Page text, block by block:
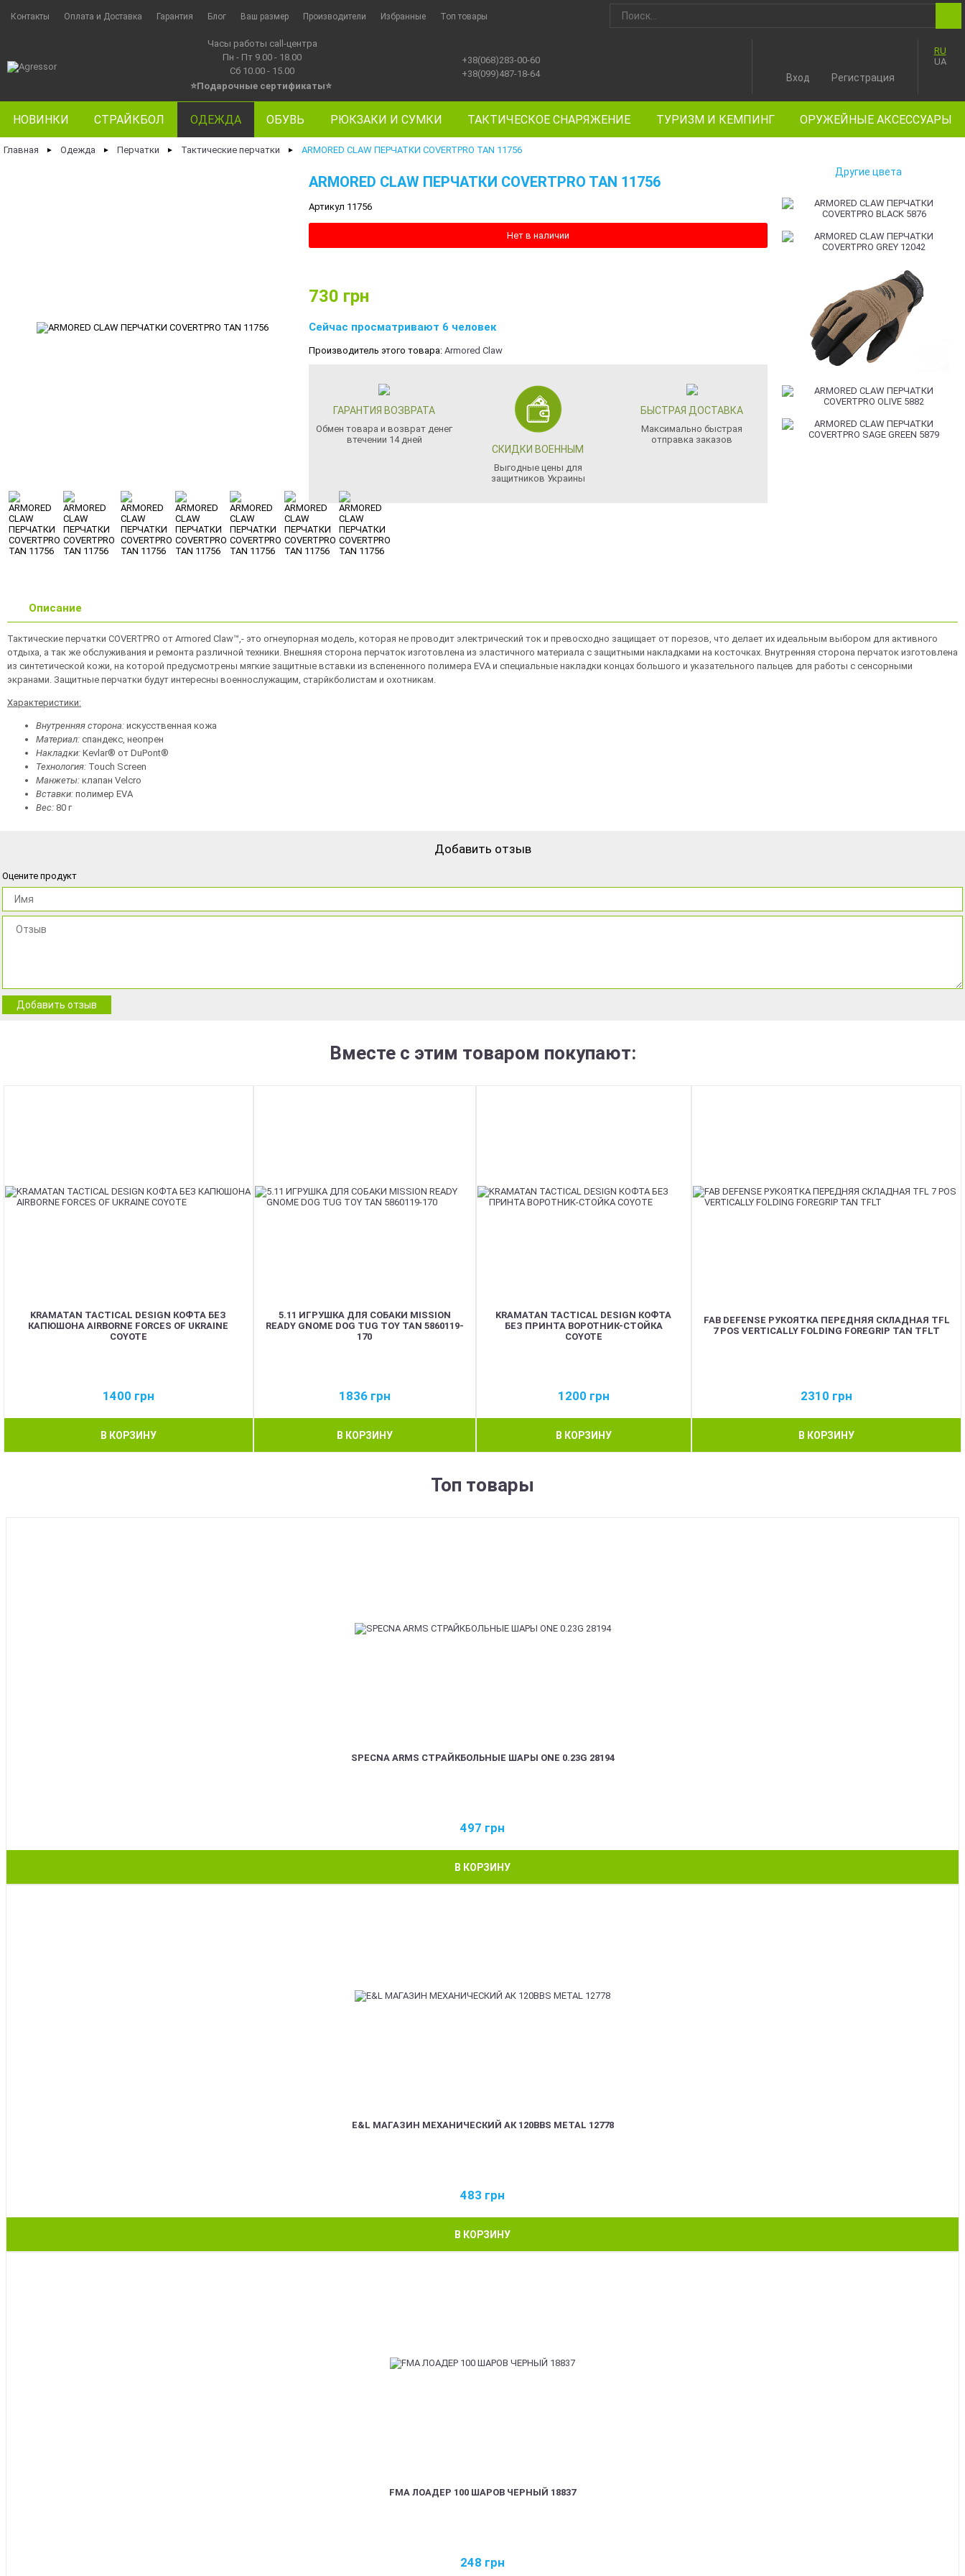
Контакты Оплата и Доставка Гарантия Блог Ваш размер Производители Избранные Топ товары
Часы работы call-центра
Пн - Пт 9.00 - 18.00
Сб 10.00 - 15.00
⭐Подарочные сертификаты⭐
+38(068)283-00-60
+38(099)487-18-64
RU
UA
Вход Регистрация
НОВИНКИ СТРАЙКБОЛ ОДЕЖДА ОБУВЬ РЮКЗАКИ И СУМКИ ТАКТИЧЕСКОЕ СНАРЯЖЕНИЕ ТУРИЗМ И КЕМПИНГ ОРУЖЕЙНЫЕ АКСЕССУАРЫ
Главная ► Одежда ► Перчатки ► Тактические перчатки ► ARMORED CLAW ПЕРЧАТКИ COVERTPRO TAN 11756
ARMORED CLAW ПЕРЧАТКИ COVERTPRO TAN 11756
Артикул 11756
Нет в наличии
730 грн
Сейчас просматривают 6 человек
Производитель этого товара: Armored Claw
ГАРАНТИЯ ВОЗВРАТА
Обмен товара и возврат денег
втечении 14 дней
СКИДКИ ВОЕННЫМ
Выгодные цены для
защитников Украины
БЫСТРАЯ ДОСТАВКА
Максимально быстрая
отправка заказов
Другие цвета
Описание
Тактические перчатки COVERTPRO от Armored Claw™,- это огнеупорная модель, которая не проводит электрический ток и превосходно защищает от порезов, что делает их идеальным выбором для активного
отдыха, а так же обслуживания и ремонта различной техники. Внешняя сторона перчаток изготовлена из эластичного материала с защитными накладками на косточках. Внутренняя сторона перчаток изготовлена
из синтетической кожи, на которой предусмотрены мягкие защитные вставки из вспененного полимера EVA и специальные накладки концах большого и указательного пальцев для работы с сенсорными
экранами. Защитные перчатки будут интересны военнослужащим, старйкболистам и охотникам.
Характеристики:
Внутренняя сторона: искусственная кожа
Материал: спандекс, неопрен
Накладки: Kevlar® от DuPont®
Технология: Touch Screen
Манжеты: клапан Velcro
Вставки: полимер EVA
Вес: 80 г
Добавить отзыв
Оцените продукт
Добавить отзыв
Вместе с этим товаром покупают:
KRAMATAN TACTICAL DESIGN КОФТА БЕЗ
КАПЮШОНА AIRBORNE FORCES OF UKRAINE
COYOTE
1400 грн
В КОРЗИНУ
5.11 ИГРУШКА ДЛЯ СОБАКИ MISSION
READY GNOME DOG TUG TOY TAN 5860119-
170
1836 грн
В КОРЗИНУ
KRAMATAN TACTICAL DESIGN КОФТА
БЕЗ ПРИНТА ВОРОТНИК-СТОЙКА
COYOTE
1200 грн
В КОРЗИНУ
FAB DEFENSE РУКОЯТКА ПЕРЕДНЯЯ СКЛАДНАЯ TFL
7 POS VERTICALLY FOLDING FOREGRIP TAN TFLT
2310 грн
В КОРЗИНУ
Топ товары
SPECNA ARMS СТРАЙКБОЛЬНЫЕ ШАРЫ ONE 0.23G 28194
497 грн
В КОРЗИНУ
E&L МАГАЗИН МЕХАНИЧЕСКИЙ АК 120BBS METAL 12778
483 грн
В КОРЗИНУ
FMA ЛОАДЕР 100 ШАРОВ ЧЕРНЫЙ 18837
248 грн